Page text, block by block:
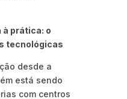
prática: o
tecnológicas
desde a
está sendo
com centros